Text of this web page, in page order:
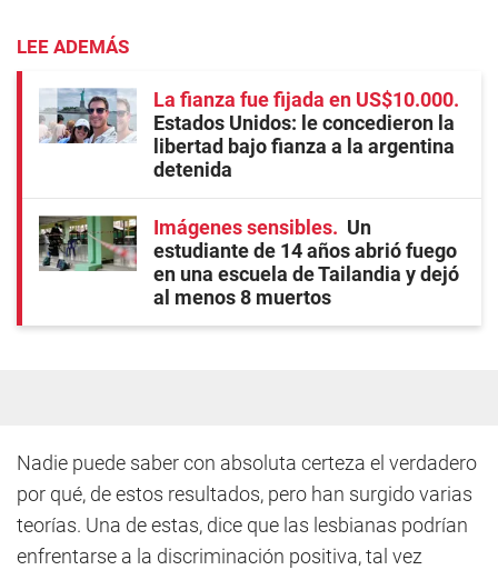
LEE ADEMÁS
La fianza fue fijada en US$10.000
Estados Unidos: le concedieron la
libertad bajo fianza a la argentina
detenida
Imágenes sensibles
Un
estudiante de 14 años abrió fuego
en una escuela de Tailandia y dejó
al menos 8 muertos
Nadie puede saber con absoluta certeza el verdadero
por qué, de estos resultados, pero han surgido varias
teorías. Una de estas, dice que las lesbianas podrían
enfrentarse a la discriminación positiva, tal vez